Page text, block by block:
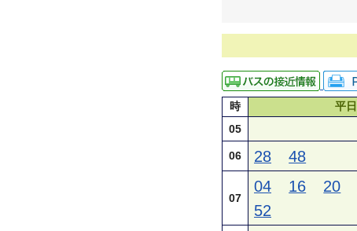
時 平日
05
06 28 48
07
04 16 20
52